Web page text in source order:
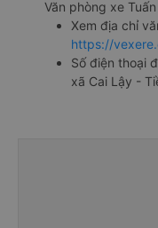
Văn phòng xe
Xem địa chỉ
https://
Số điện thoại
xã Cai Lậy -